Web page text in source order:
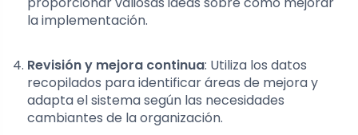
la implementación.
Revisión y mejora continua: Utiliza los datos
recopilados para identificar áreas de mejora y
adapta el sistema según las necesidades
cambiantes de la organización.